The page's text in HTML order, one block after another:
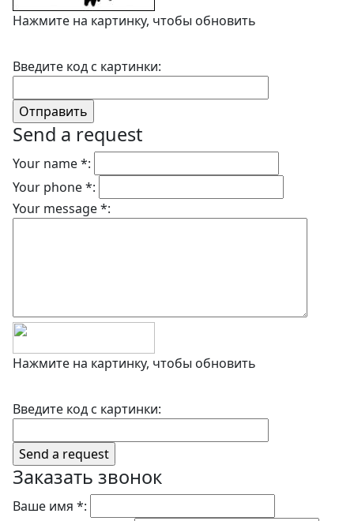
Нажмите на картинку, чтобы обновить
Введите код с картинки:
Send a request
Your name *:
Your phone *:
Your message *:
Нажмите на картинку, чтобы обновить
Введите код с картинки:
Заказать звонок
Ваше имя *: